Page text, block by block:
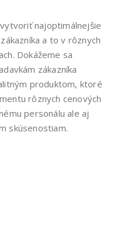
najoptimálnejšie
a to v rôznych
Dokážeme sa
zákazníka
produktom, ktoré
rôznych cenových
personálu ale aj
skúsenostiam.